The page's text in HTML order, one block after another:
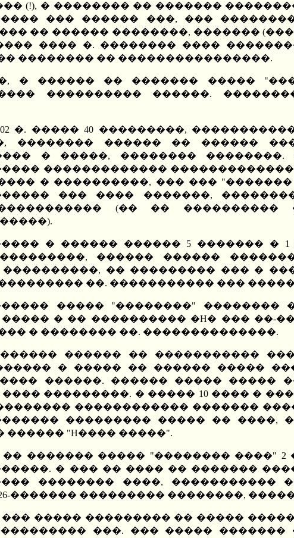
(!), � �������� �� �������
��� ������ ���, ���
�� ������ ��������, �������
���� �. �������� ����
�������� �� ����������������.
� ������ �� ������� �����
���������� ������.
�. ����� 40 ���������,
�������� ������ �� ������
� �����, �������� ��������.
�������������
� ����������, ��� ���
��� ���� �������,
(�� ��
� ������ ������ 5 �������
������ ������
�� ��������� ��� �
��. ����������� ���
����� "��������" ��������
� �� ���������� �H� ��� ��-
� �������� ��. ��������������.
������ �� �����������
� ����� �� ������ �����
������. ������ ����� �����
���������. � ����� 10 ���� �
������������ �������
��������� ����� �� ����,
"H���� �����".
�� ������� ����� "�������� ����"
� ��� �� ���� �� �������
�������� ����, �����������
������� ��������� ��������,
����� ��������� �� �����
���. ��� �����